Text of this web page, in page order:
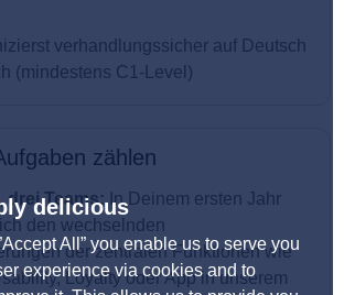
delicious
All” you enable us to serve you
experience via cookies and to
verhandlungssicher auf Deutsch
(mindestens C1-Level)
zählen
drei Teams: In Deinem ersten Jahr
den wechselnden
der zentralen Funktionen wie
Loyalty oder App in unserem